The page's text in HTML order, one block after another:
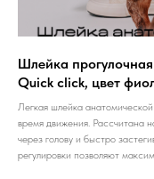
Шлейка
Quick click, цвет
Легкая шлейка
время движения. Рассчитана
через голову и быстро
регулировки позволяют